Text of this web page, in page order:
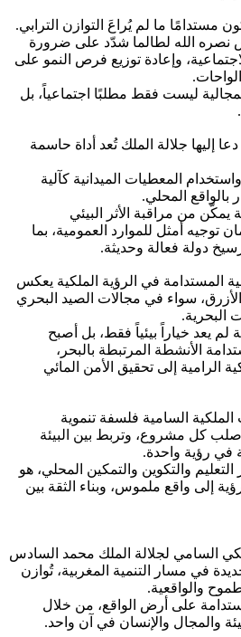
مستدامًا ما لم يُراعَ التوازن الترابي.
نصره الله لطالما شدّد على ضرورة
وإعادة توزيع فرص النمو على
ليست فقط مطلبًا اجتماعياً، بل
إليها جلالة الملك تُعد أداة حاسمة
المعطيات الميدانية كآلية
بالواقع المحلي.
يمكّن من مراقبة الأثر البيئي
توجيه أمثل للموارد العمومية، بما
دولة فعالة وحديثة.
المستدامة في الرؤية الملكية يعكس
الأزرق، سواء في مجالات الصيد البحري
البحرية.
لم يعد خياراً بيئياً فقط، بل أصبح
الأنشطة المرتبطة بالبحر،
الرامية إلى تحقيق الأمن المائي
الملكية السامية فلسفة تنموية
صلب كل مشروع، وتربط بين البيئة
في رؤية واحدة.
والتكوين والتمكين المحلي، هو
إلى واقع ملموس، وبناء الثقة بين
السامي لجلالة الملك محمد السادس
في مسار التنمية المغربية، تُوازن
والواقعية.
على أرض الواقع، من خلال
والمجال والإنسان في آن واحد.